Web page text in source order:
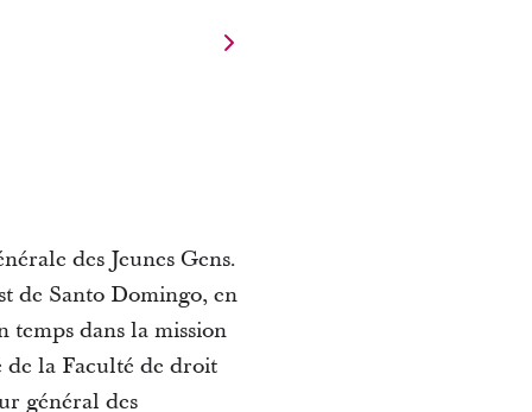
des Jeunes Gens.
de Santo Domingo, en
temps dans la mission
de la Faculté de droit
général des